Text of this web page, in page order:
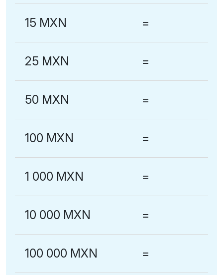
15 MXN =
25 MXN =
50 MXN =
100 MXN =
1 000 MXN =
10 000 MXN =
100 000 MXN =